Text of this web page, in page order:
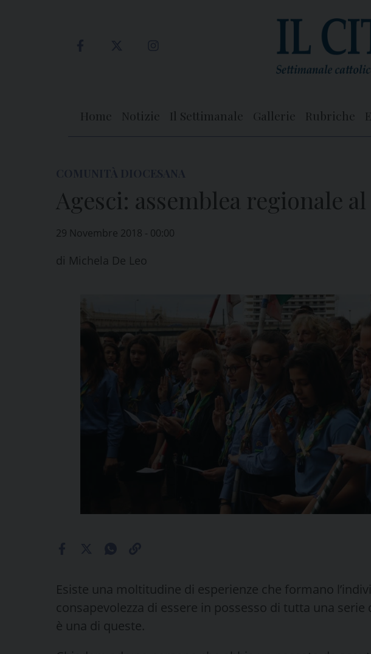
Home Notizie Il Settimanale Gallerie Rubriche
Agesci: assemblea regionale al
29 Novembre 2018 - 00:00
di Michela De Leo
Esiste una moltitudine di esperienze che formano
consapevolezza di essere in possesso di tutta una
è una di queste.